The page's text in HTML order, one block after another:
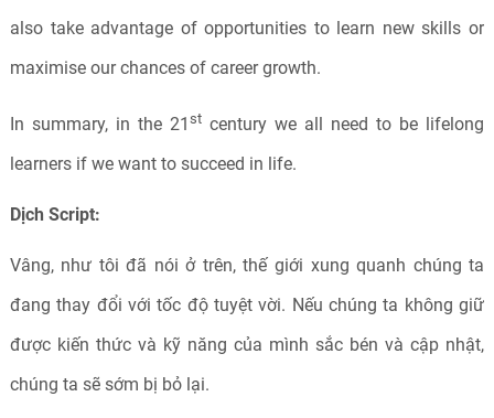
also take advantage of opportunities to learn new skills or
maximise our chances of career growth.
In summary, in the 21 stcentury we all need to be lifelong
learners if we want to succeed in life.
Dịch Script:
Vâng, như tôi đã nói ở trên, thế giới xung quanh chúng ta
đang thay đổi với tốc độ tuyệt vời. Nếu chúng ta không giữ
được kiến thức và kỹ năng của mình sắc bén và cập nhật,
chúng ta sẽ sớm bị bỏ lại.